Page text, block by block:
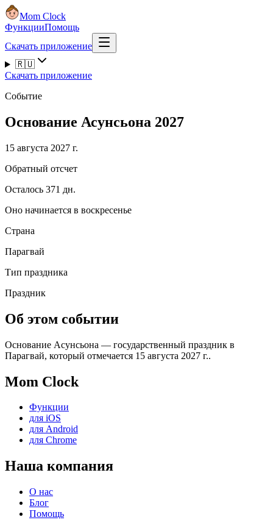
Mom Clock
ФункцииПомощь
Скачать приложение
🇷🇺
Скачать приложение
Событие
Основание Асунсьона 2027
15 августа 2027 г.
Обратный отсчет
Осталось 371 дн.
Оно начинается в воскресенье
Страна
Парагвай
Тип праздника
Праздник
Об этом событии
Основание Асунсьона — государственный праздник в
Парагвай, который отмечается 15 августа 2027 г..
Mom Clock
Функции
для iOS
для Android
для Chrome
Наша компания
О нас
Блог
Помощь